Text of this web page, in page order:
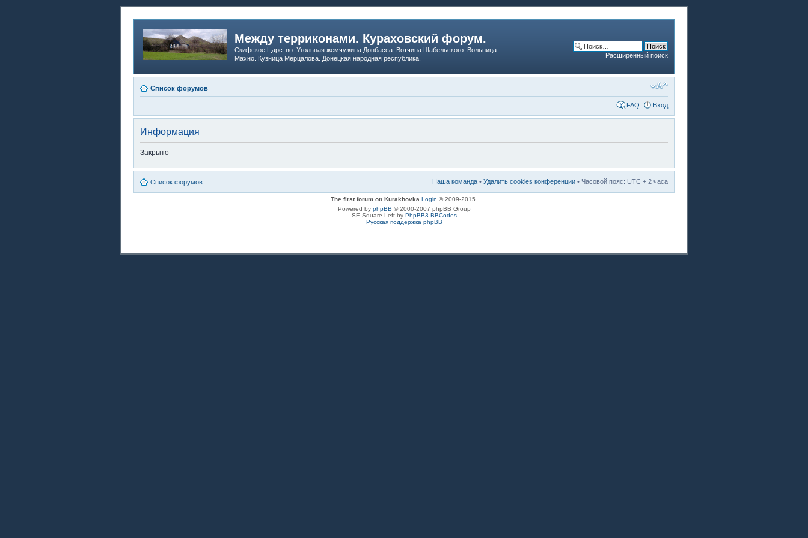
Между терриконами. Кураховский форум.
Скифское Царство. Угольная жемчужина Донбасса. Вотчина Шабельского. Вольница
Махно. Кузница Мерцалова. Донецкая народная республика.
Расширенный поиск
Список форумов
FAQ Вход
Информация
Закрыто
Список форумов Наша команда • Удалить cookies конференции • Часовой пояс: UTC + 2 часа
The first forum on Kurakhovka Login © 2009-2015.
Powered by phpBB © 2000-2007 phpBB Group
SE Square Left by PhpBB3 BBCodes
Русская поддержка phpBB